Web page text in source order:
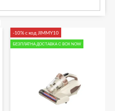
-10% с код JIMMY10
БЕЗПЛАТНА ДОСТАВКА С BOX NOW